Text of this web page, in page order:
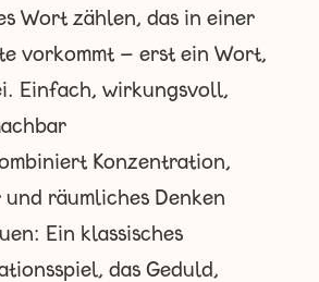
Wort zählen, das in einer
vorkommt – erst ein Wort,
Einfach, wirkungsvoll,
Konzentration,
und räumliches Denken
Ein klassisches
das Geduld,